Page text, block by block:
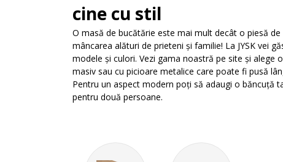
cine cu stil
O masă de bucătărie este mai mult decât o piesă
mâncarea alături de prieteni și familie! La JYSK vei
modele și culori. Vezi gama noastră pe site și alege
masiv sau cu picioare metalice care poate fi pusă
Pentru un aspect modern poți să adaugi o băncuță
pentru două persoane.